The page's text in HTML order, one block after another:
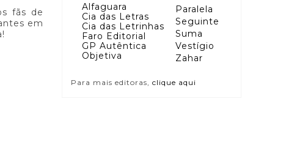
fãs de
em
Alfaguara
Cia das Letras
Cia das Letrinhas
Faro Editorial
GP Autêntica
Objetiva
Paralela
Seguinte
Suma
Vestígio
Zahar
Para mais editoras, clique aqui